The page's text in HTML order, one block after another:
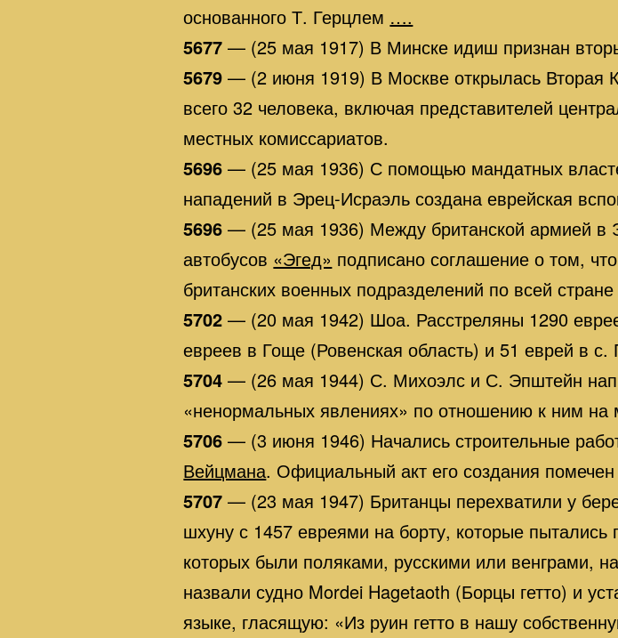
основанного Т. Герцлем ….
5677 — (25 мая 1917) В Минске идиш признан
5679 — (2 июня 1919) В Москве открылась Вторая
всего 32 человека, включая представителей
местных комиссариатов.
5696 — (25 мая 1936) С помощью мандатных
нападений в Эрец-Исраэль создана еврейская
5696 — (25 мая 1936) Между британской армией в
автобусов «Эгед» подписано соглашение о том,
британских военных подразделений по всей стране
5702 — (20 мая 1942) Шоа. Расстреляны 1290
евреев в Гоще (Ровенская область) и 51 еврей в
5704 — (26 мая 1944) С. Михоэлс и С. Эпштейн
«ненормальных явлениях» по отношению к ним на
5706 — (3 июня 1946) Начались строительные
Вейцмана. Официальный акт его создания
5707 — (23 мая 1947) Британцы перехватили у
шхуну с 1457 евреями на борту, которые пытались
которых были поляками, русскими или венграми,
назвали судно Mordei Hagetaoth (Борцы гетто) и
языке, гласящую: «Из руин гетто в нашу